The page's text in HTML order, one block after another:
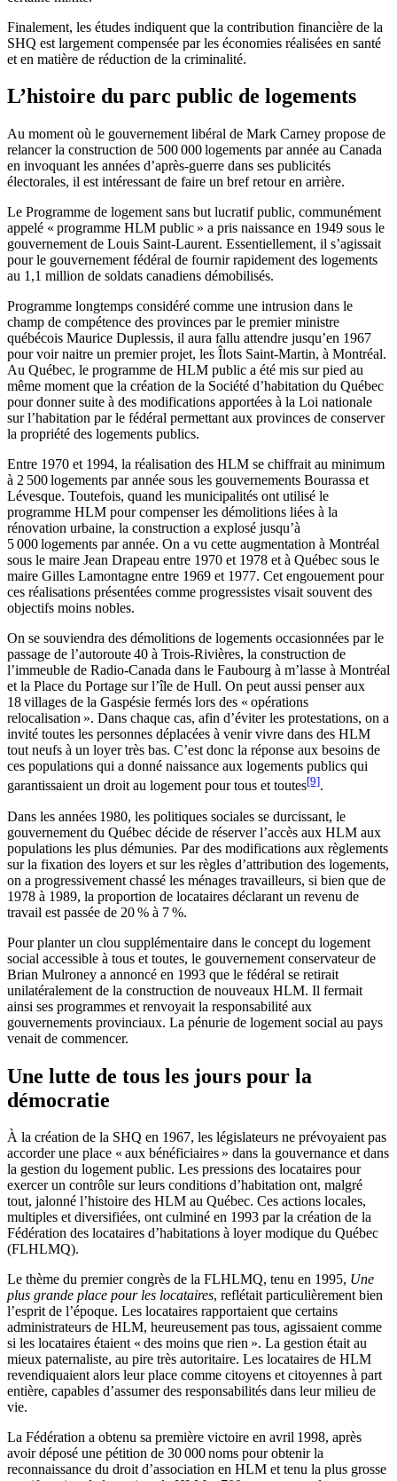
Finalement, les études indiquent que la contribution financière de la
SHQ est largement compensée par les économies réalisées en santé
et en matière de réduction de la criminalité.
L’histoire du parc public de logements
Au moment où le gouvernement libéral de Mark Carney propose de
relancer la construction de 500 000 logements par année au Canada
en invoquant les années d’après-guerre dans ses publicités
électorales, il est intéressant de faire un bref retour en arrière.
Le Programme de logement sans but lucratif public, communément
appelé « programme HLM public » a pris naissance en 1949 sous le
gouvernement de Louis Saint-Laurent. Essentiellement, il s’agissait
pour le gouvernement fédéral de fournir rapidement des logements
au 1,1 million de soldats canadiens démobilisés.
Programme longtemps considéré comme une intrusion dans le
champ de compétence des provinces par le premier ministre
québécois Maurice Duplessis, il aura fallu attendre jusqu’en 1967
pour voir naitre un premier projet, les Îlots Saint-Martin, à Montréal.
Au Québec, le programme de HLM public a été mis sur pied au
même moment que la création de la Société d’habitation du Québec
pour donner suite à des modifications apportées à la Loi nationale
sur l’habitation par le fédéral permettant aux provinces de conserver
la propriété des logements publics.
Entre 1970 et 1994, la réalisation des HLM se chiffrait au minimum
à 2 500 logements par année sous les gouvernements Bourassa et
Lévesque. Toutefois, quand les municipalités ont utilisé le
programme HLM pour compenser les démolitions liées à la
rénovation urbaine, la construction a explosé jusqu’à
5 000 logements par année. On a vu cette augmentation à Montréal
sous le maire Jean Drapeau entre 1970 et 1978 et à Québec sous le
maire Gilles Lamontagne entre 1969 et 1977. Cet engouement pour
ces réalisations présentées comme progressistes visait souvent des
objectifs moins nobles.
On se souviendra des démolitions de logements occasionnées par le
passage de l’autoroute 40 à Trois-Rivières, la construction de
l’immeuble de Radio-Canada dans le Faubourg à m’lasse à Montréal
et la Place du Portage sur l’île de Hull. On peut aussi penser aux
18 villages de la Gaspésie fermés lors des « opérations
relocalisation ». Dans chaque cas, afin d’éviter les protestations, on a
invité toutes les personnes déplacées à venir vivre dans des HLM
tout neufs à un loyer très bas. C’est donc la réponse aux besoins de
ces populations qui a donné naissance aux logements publics qui
garantissaient un droit au logement pour tous et toutes[9].
Dans les années 1980, les politiques sociales se durcissant, le
gouvernement du Québec décide de réserver l’accès aux HLM aux
populations les plus démunies. Par des modifications aux règlements
sur la fixation des loyers et sur les règles d’attribution des logements,
on a progressivement chassé les ménages travailleurs, si bien que de
1978 à 1989, la proportion de locataires déclarant un revenu de
travail est passée de 20 % à 7 %.
Pour planter un clou supplémentaire dans le concept du logement
social accessible à tous et toutes, le gouvernement conservateur de
Brian Mulroney a annoncé en 1993 que le fédéral se retirait
unilatéralement de la construction de nouveaux HLM. Il fermait
ainsi ses programmes et renvoyait la responsabilité aux
gouvernements provinciaux. La pénurie de logement social au pays
venait de commencer.
Une lutte de tous les jours pour la
démocratie
À la création de la SHQ en 1967, les législateurs ne prévoyaient pas
accorder une place « aux bénéficiaires » dans la gouvernance et dans
la gestion du logement public. Les pressions des locataires pour
exercer un contrôle sur leurs conditions d’habitation ont, malgré
tout, jalonné l’histoire des HLM au Québec. Ces actions locales,
multiples et diversifiées, ont culminé en 1993 par la création de la
Fédération des locataires d’habitations à loyer modique du Québec
(FLHLMQ).
Le thème du premier congrès de la FLHLMQ, tenu en 1995, Une
plus grande place pour les locataires, reflétait particulièrement bien
l’esprit de l’époque. Les locataires rapportaient que certains
administrateurs de HLM, heureusement pas tous, agissaient comme
si les locataires étaient « des moins que rien ». La gestion était au
mieux paternaliste, au pire très autoritaire. Les locataires de HLM
revendiquaient alors leur place comme citoyens et citoyennes à part
entière, capables d’assumer des responsabilités dans leur milieu de
vie.
La Fédération a obtenu sa première victoire en avril 1998, après
avoir déposé une pétition de 30 000 noms pour obtenir la
reconnaissance du droit d’association en HLM et tenu la plus grosse